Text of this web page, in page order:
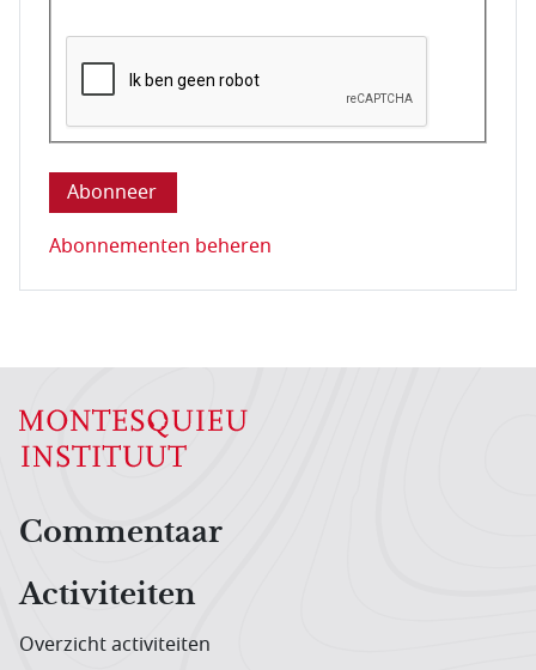
Deze vraag is om te controleren dat u een mens
Abonnementen beheren
Hoofdnavigatiemenu
Commentaar
Activiteiten
Overzicht activiteiten